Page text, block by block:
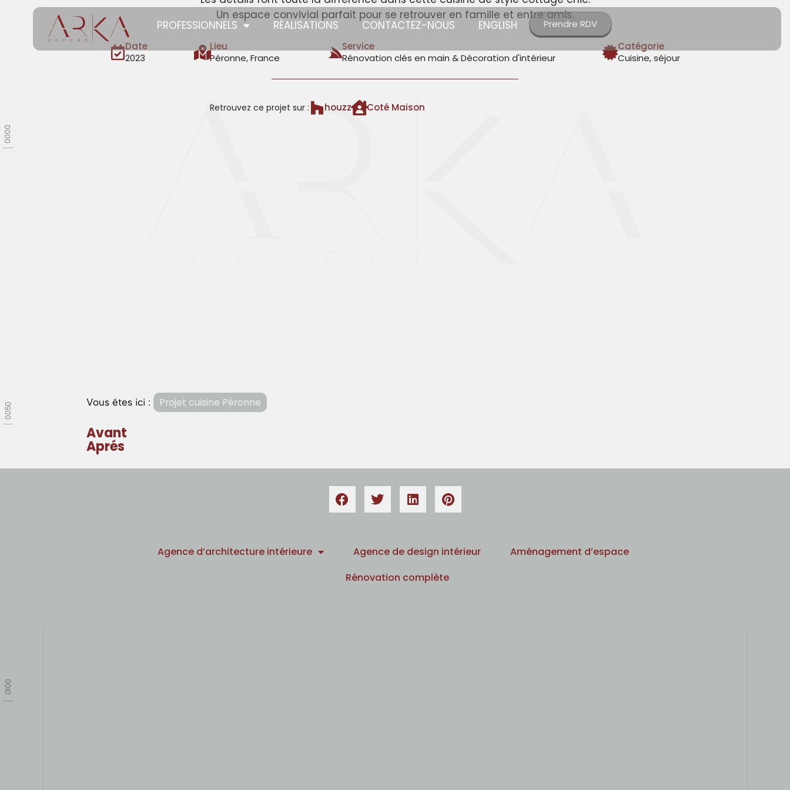
0000
0050
0100
PROFESSIONNELS RÉALISATIONS CONTACTEZ-NOUS ENGLISH Prendre RDV
Un espace convivial parfait pour se retrouver en famille et entre amis.
Date
2023
Lieu
Péronne, France
Service
Rénovation clés en main & Décoration d'intérieur
Catégorie
Cuisine, séjour
Retrouvez ce projet sur : houzz Coté Maison
Vous êtes ici : Projet cuisine Péronne
Avant
Aprés
Agence d’architecture intérieure Agence de design intérieur
Aménagement d’espace
Rénovation complète